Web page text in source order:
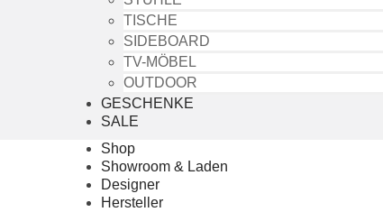
TISCHE
SIDEBOARD
TV-MÖBEL
OUTDOOR
GESCHENKE
SALE
Shop
Showroom & Laden
Designer
Hersteller